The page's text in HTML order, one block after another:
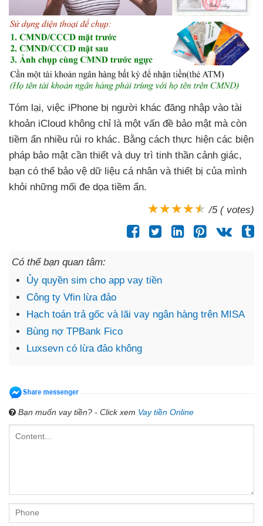
Tóm lại, việc iPhone bị người khác đăng nhập vào tài
khoản iCloud không chỉ là một vấn đề bảo mật mà còn
tiềm ẩn nhiều rủi ro khác. Bằng cách thực hiện các biện
pháp bảo mật cần thiết và duy trì tinh thần cảnh giác,
bạn có thể bảo vệ dữ liệu cá nhân và thiết bị của mình
khỏi những mối đe dọa tiềm ẩn.
/5 ( votes)
Có thể bạn quan tâm:
Ủy quyền sim cho app vay tiền
Công ty Vfin lừa đảo
Hạch toán trả gốc và lãi vay ngân hàng trên MISA
Bùng nợ TPBank Fico
Luxsevn có lừa đảo không
Bạn muốn vay tiền? - Click xem Vay tiền Online